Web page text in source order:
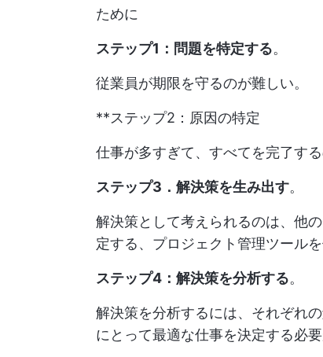
ために
ステップ1：問題を特定する。
従業員が期限を守るのが難しい。
**ステップ2：原因の特定
仕事が多すぎて、すべてを完了す
ステップ3．解決策を生み出す。
解決策として考えられるのは、他
定する、プロジェクト管理ツール
ステップ4：解決策を分析する。
解決策を分析するには、それぞれ
にとって最適な仕事を決定する必要